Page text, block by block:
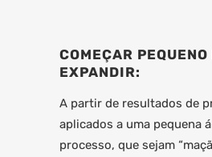
COMEÇAR PEQUENO
EXPANDIR:
A partir de resultados de
aplicados a uma pequena
processo, que sejam